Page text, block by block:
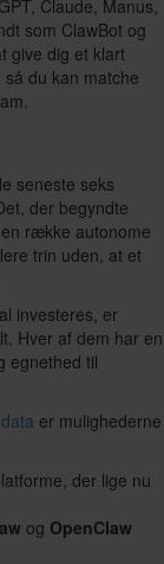
Claude, Manus,
som ClawBot og
give dig et klart
du kan matche
seneste seks
der begyndte
række autonome
trin uden, at et
investeres, er
Hver af dem har en
egnethed til
er mulighederne
der lige nu
og OpenClaw